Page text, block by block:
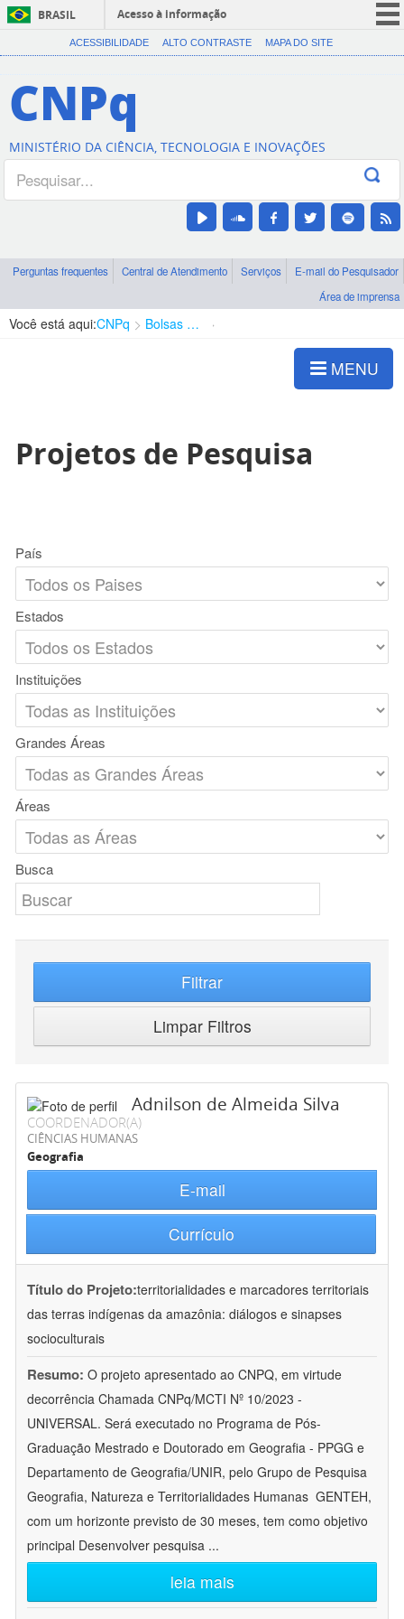
BRASIL
Acesso à informação
CORONAVÍRUS (COVID-19)
Canais
ACESSIBILIDADE ALTO CONTRASTE MAPA DO SITE
CNPq
MINISTÉRIO DA CIÊNCIA, TECNOLOGIA E INOVAÇÕES
Perguntas frequentes Central de Atendimento Serviços
E-mail do Pesquisador
Área de imprensa
Você está aqui:CNPq Bolsas e Auxílios Vigentes
MENU
Projetos de Pesquisa
País
Estados
Instituições
Grandes Áreas
Áreas
Busca
Filtrar
Limpar Filtros
Adnilson de Almeida Silva
COORDENADOR(A)
CIÊNCIAS HUMANAS
Geografia
E-mail
Currículo
Título do Projeto:territorialidades e marcadores territoriais
das terras indígenas da amazônia: diálogos e sinapses
socioculturais
Resumo: O projeto apresentado ao CNPQ, em virtude
decorrência Chamada CNPq/MCTI Nº 10/2023 -
UNIVERSAL. Será executado no Programa de Pós-
Graduação Mestrado e Doutorado em Geografia - PPGG e
Departamento de Geografia/UNIR, pelo Grupo de Pesquisa
Geografia, Natureza e Territorialidades Humanas  GENTEH,
com um horizonte previsto de 30 meses, tem como objetivo
principal Desenvolver pesquisa ...
leia mais